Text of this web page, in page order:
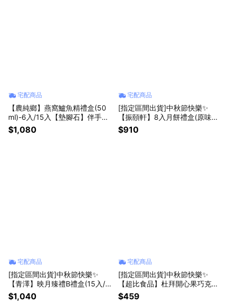
宅配商品
【農純鄉】燕窩鱸魚精禮盒(50
ml)-6入/15入【墊腳石】伴手禮
送禮首選 溫潤滋補 養顏美容 出
貨時間約3~14日工作天(不含例
$1,080
宅配商品
[指定區間出貨]中秋節快樂✨
【振頤軒】8入月餅禮盒(原味綠
豆椪+蛋黃酥)(含運)【墊腳石】
月餅 伴手禮
$910
宅配商品
[指定區間出貨]中秋節快樂✨
【青澤】映月臻禮B禮盒(15入/
盒)(附提袋)(含運)【墊腳石】月
餅 伴手禮
$1,040
宅配商品
[指定區間出貨]中秋節快樂✨
【超比食品】杜拜開心果巧克力
夾心餅禮盒(5入/盒)(含運)【墊腳
石】
$459